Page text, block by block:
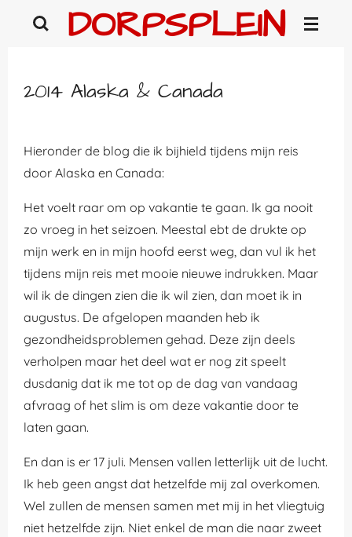
DORPSPLEIN
2014 Alaska & Canada
Hieronder de blog die ik bijhield tijdens mijn reis
door Alaska en Canada:
Het voelt raar om op vakantie te gaan. Ik ga nooit
zo vroeg in het seizoen. Meestal ebt de drukte op
mijn werk en in mijn hoofd eerst weg, dan vul ik het
tijdens mijn reis met mooie nieuwe indrukken. Maar
wil ik de dingen zien die ik wil zien, dan moet ik in
augustus. De afgelopen maanden heb ik
gezondheidsproblemen gehad. Deze zijn deels
verholpen maar het deel wat er nog zit speelt
dusdanig dat ik me tot op de dag van vandaag
afvraag of het slim is om deze vakantie door te
laten gaan.
En dan is er 17 juli. Mensen vallen letterlijk uit de lucht.
Ik heb geen angst dat hetzelfde mij zal overkomen.
Wel zullen de mensen samen met mij in het vliegtuig
niet hetzelfde zijn. Niet enkel de man die naar zweet